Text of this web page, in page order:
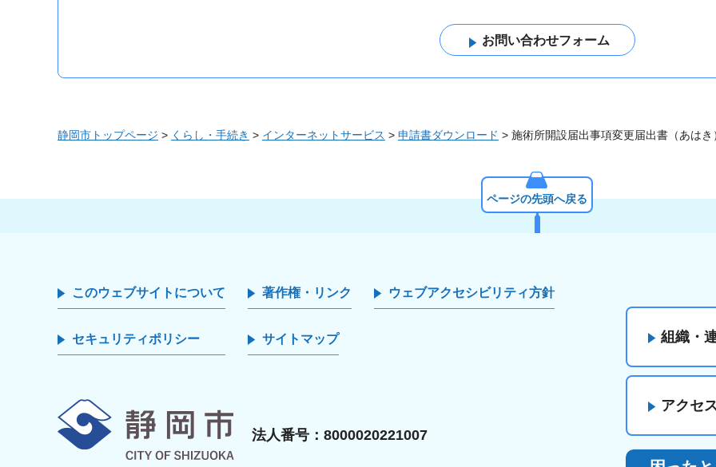
静岡市トップページ > くらし・手続き > インターネットサービス > 申請書ダウンロード > 施術所開設届出事項変更届出書（あはき
ページの先頭へ戻る
このウェブサイトについて 著作権・リンク ウェブアクセシビリティ方針
セキュリティポリシー サイトマップ
法人番号：8000020221007
組織・
アクセ